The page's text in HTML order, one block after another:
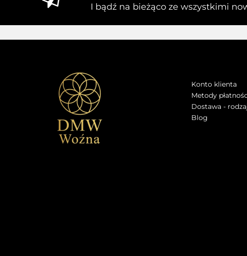
I bądź na bieżąco ze wszystkimi
Konto klienta
Metody
Dostawa -
Blog